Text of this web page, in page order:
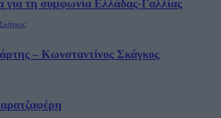
τη συμφωνία Ελλάδας-Γαλλίας
– Κωνσταντίνος Σκάγκος